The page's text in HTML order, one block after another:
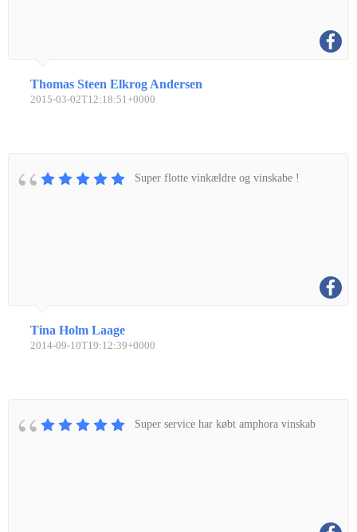
Thomas Steen Elkrog Andersen
2015-03-02T12:18:51+0000
Super flotte vinkældre og vinskabe !
Tina Holm Laage
2014-09-10T19:12:39+0000
Super service har købt amphora vinskab